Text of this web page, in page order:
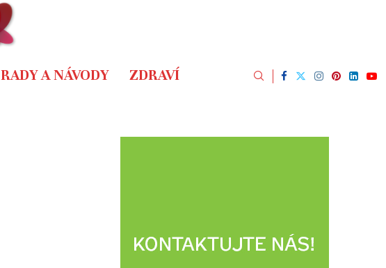
RADY A NÁVODY ZDRAVÍ